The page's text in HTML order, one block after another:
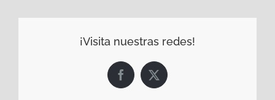
¡Visita nuestras redes!
Facebook
X